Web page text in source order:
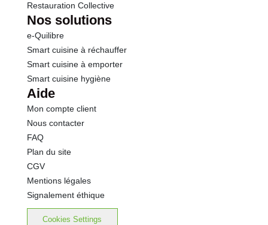
Restauration Collective
Nos solutions
e-Quilibre
Smart cuisine à réchauffer
Smart cuisine à emporter
Smart cuisine hygiène
Aide
Mon compte client
Nous contacter
FAQ
Plan du site
CGV
Mentions légales
Signalement éthique
Cookies Settings